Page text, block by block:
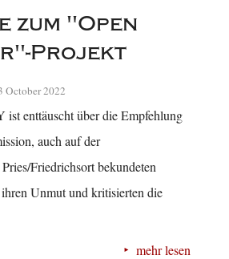
zum "Open
Projekt
October 2022
enttäuscht über die Empfehlung
auch auf der
Friedrichsort bekundeten
Unmut und kritisierten die
mehr lesen